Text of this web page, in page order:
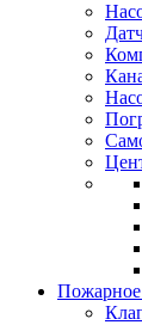
Пожарное